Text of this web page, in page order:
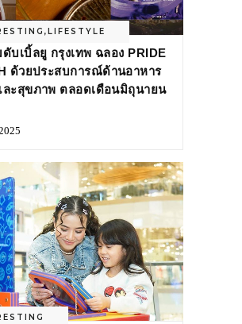
, LIFESTYLE
บเบิ้ลยู กรุงเทพ ฉลอง PRIDE
ด้วยประสบการณ์ด้านอาหาร
ะสุขภาพ ตลอดเดือนมิถุนายน